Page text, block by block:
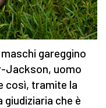
gareggino
Jackson, uomo
così, tramite la
giudiziaria che è